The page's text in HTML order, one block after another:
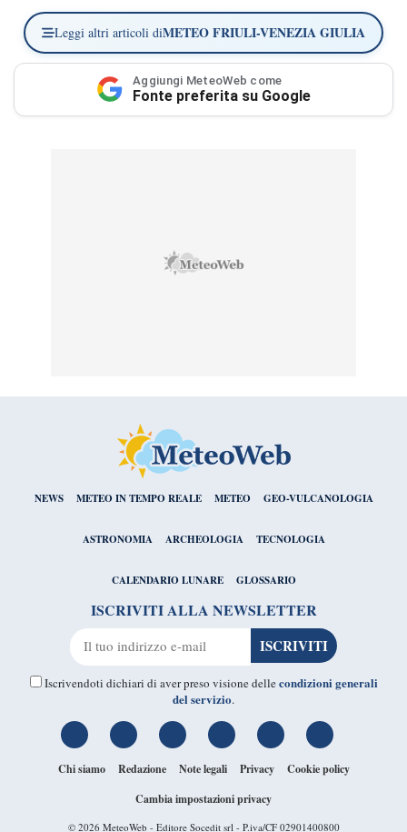
Leggi altri articoli diMETEO FRIULI-VENEZIA GIULIA
Aggiungi MeteoWeb come
Fonte preferita su Google
NEWS METEO IN TEMPO REALE METEO GEO-VULCANOLOGIA
ASTRONOMIA ARCHEOLOGIA TECNOLOGIA
CALENDARIO LUNARE GLOSSARIO
ISCRIVITI ALLA NEWSLETTER
Iscrivendoti dichiari di aver preso visione dellecondizioni generali
del servizio.
Chi siamo Redazione Note legali Privacy
Cookie policy
Cambia impostazioni privacy
© 2026 MeteoWeb - Editore Socedit srl - P.iva/CF 02901400800